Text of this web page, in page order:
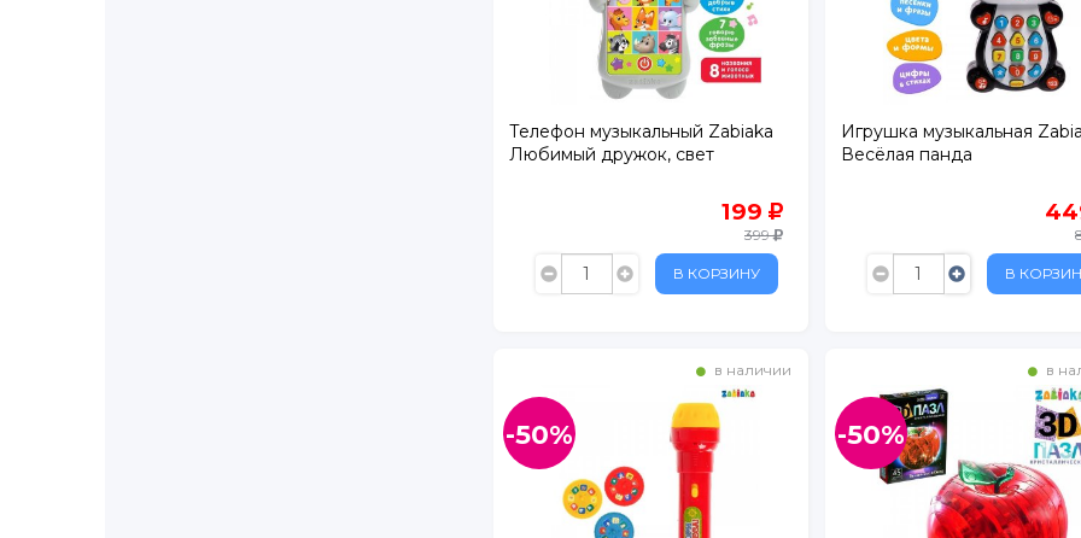
Череповец г., Октябрьский пр., д. 57, ТК Сильвер Парк
Череповец г., Пионерская ул., д. 16, ТК Квадрат
Телефон музыкальный Zabiaka
Любимый дружок, свет
199
399
В КОРЗИНУ
Игрушка музыкальная
Весёлая панда
В
в наличии
-50%
в
-50%